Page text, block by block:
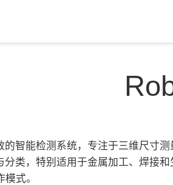
智能检测系统，专注于三维尺寸
类，特别适用于金属加工、焊接
式。